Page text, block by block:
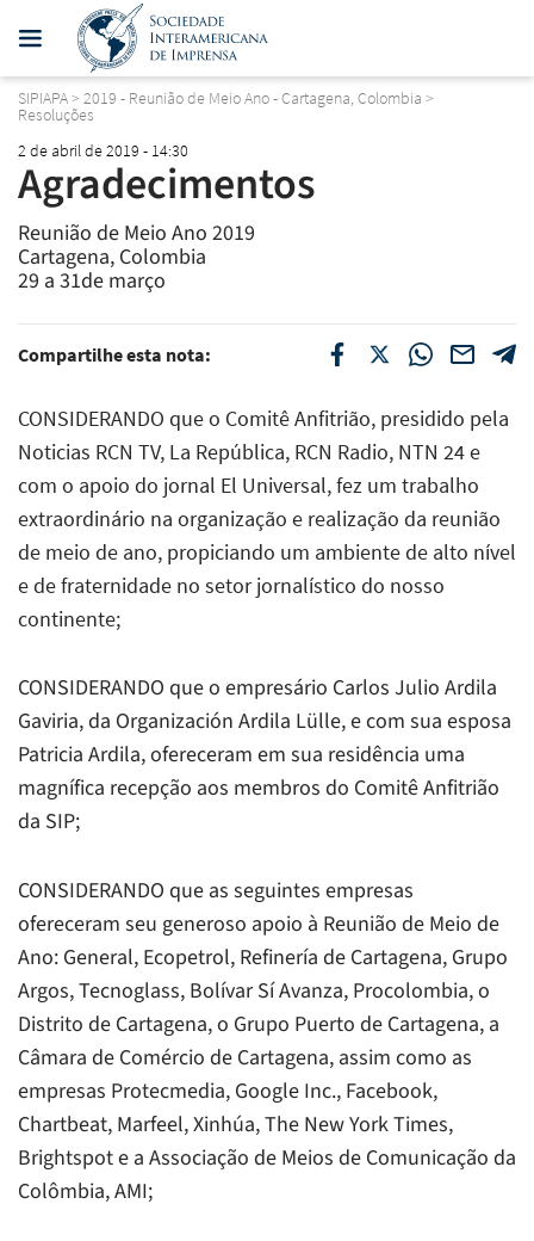
SIPIAPA> 2019 - Reunião de Meio Ano - Cartagena, Colombia >
Resoluções
2 de abril de 2019 - 14:30
Agradecimentos
Reunião de Meio Ano 2019
Cartagena, Colombia
29 a 31de março
Compartilhe esta nota:
CONSIDERANDO que o Comitê Anfitrião, presidido pela
Noticias RCN TV, La República, RCN Radio, NTN 24e
com o apoio do jornal El Universal, fez um trabalho
extraordinário na organização e realização da reunião
de meio de ano, propiciando um ambiente de alto nível
e de fraternidade no setor jornalístico do nosso
continente;
CONSIDERANDO que o empresário Carlos Julio Ardila
Gaviria, da Organización Ardila Lülle, e com sua esposa
Patricia Ardila, ofereceram em sua residência uma
magnífica recepção aos membros do Comitê Anfitrião
da SIP;
CONSIDERANDO que as seguintes empresas
ofereceram seu generoso apoio à Reunião de Meio de
Ano: General, Ecopetrol, Refinería de Cartagena, Grupo
Argos, Tecnoglass, Bolívar Sí Avanza, Procolombia, o
Distrito de Cartagena, o Grupo Puerto de Cartagena, a
Câmara de Comércio de Cartagena, assim como as
empresas Protecmedia, Google Inc., Facebook,
Chartbeat, Marfeel, Xinhúa,The New York Times,
Brightspot e a Associação de Meios de Comunicação da
Colômbia, AMI;